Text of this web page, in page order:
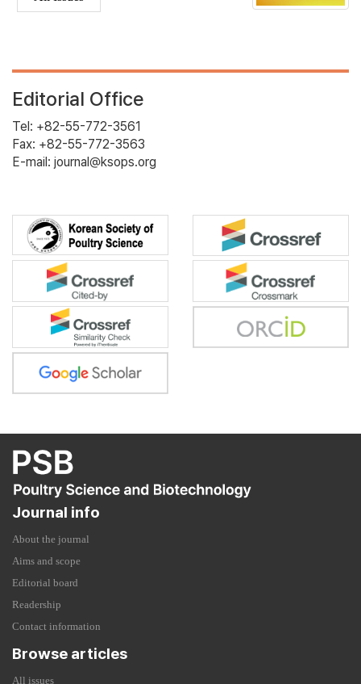
Editorial Office
Tel: +82-55-772-3561
Fax: +82-55-772-3563
E-mail: journal@ksops.org
Journal info
About the journal
Aims and scope
Editorial board
Readership
Contact information
Browse articles
All issues